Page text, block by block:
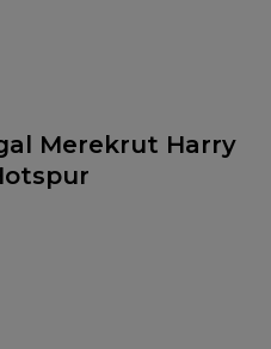
Merekrut Harry